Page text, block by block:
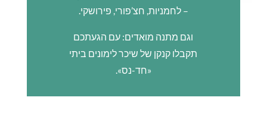
– לחמניות, חצ’פורי, פירושקי.
וגם מתנה מואדים: עם הגעתכם
תקבלו קנקן של שיכר לימונים ביתי
«חד-נס».